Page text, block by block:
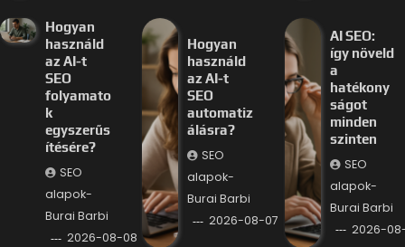
Hogyan
használd
az AI-t
SEO
folyamato
k
egyszerűs
ítésére?
SEO
alapok-
Burai Barbi
2026-08-08
Hogyan
használd
az AI-t
SEO
automatiz
álásra?
SEO
alapok-
Burai Barbi
2026-08-07
AI SEO:
így növeld
a
hatékony
ságot
minden
szinten
SEO
alapok-
Burai Barbi
2026-